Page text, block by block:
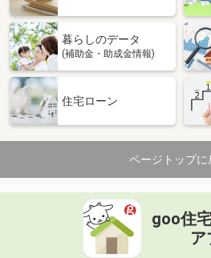
暮らしのデータ
(補助金・助成金情報)
住宅ローン
ページトップに
goo住
ア